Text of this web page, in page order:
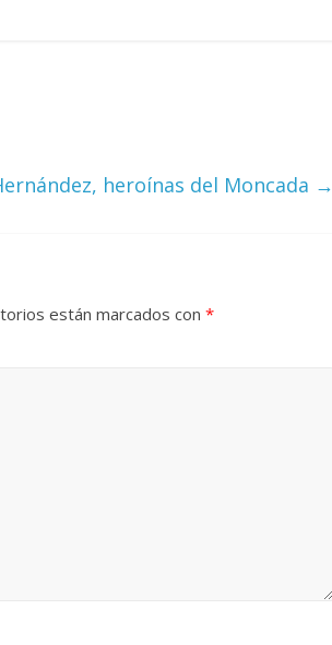
heroínas del Moncada →
están marcados con *